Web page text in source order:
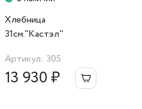
Хлебница
31см."Кастэл"
Артикул: 305
13 930 ₽